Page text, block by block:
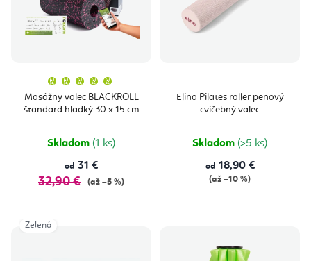
Masážny valec BLACKROLL
štandard hladký 30 x 15 cm
produktu
je
5,0
Skladom (1 ks)
od 31 €
32,90 € (až –5 %)
Elina Pilates roller penový
cvičebný valec
Skladom (>5 ks)
od 18,90 €
(až –10 %)
Zelená